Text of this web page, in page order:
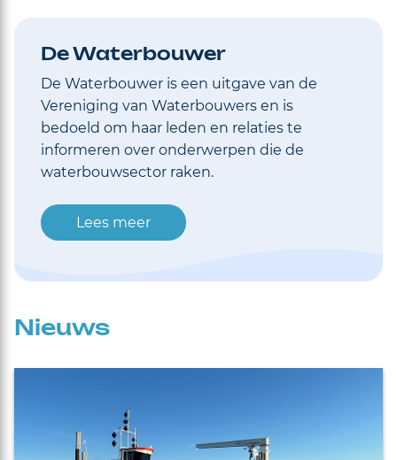
De Waterbouwer
De Waterbouwer is een uitgave van de
Vereniging van Waterbouwers en is
bedoeld om haar leden en relaties te
informeren over onderwerpen die de
waterbouwsector raken.
Lees meer
Nieuws